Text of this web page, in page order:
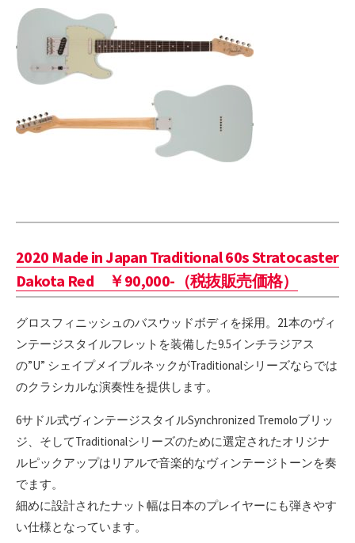
2020 Made in Japan Traditional 60s Stratocaster
Dakota Red ￥90,000-（税抜販売価格）
グロスフィニッシュのバスウッドボディを採用。21本のヴィ
ンテージスタイルフレットを装備した9.5インチラジアス
の”U” シェイプメイプルネックがTraditionalシリーズならでは
のクラシカルな演奏性を提供します。
6サドル式ヴィンテージスタイルSynchronized Tremoloブリッ
ジ、そしてTraditionalシリーズのために選定されたオリジナ
ルピックアップはリアルで音楽的なヴィンテージトーンを奏
でます。
細めに設計されたナット幅は日本のプレイヤーにも弾きやす
い仕様となっています。